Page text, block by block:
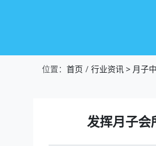
位置： 首页 行业资讯> 月子
发挥月子会